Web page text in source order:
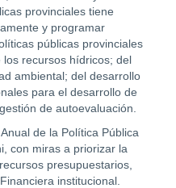
provinciales tiene
y programar
públicas provinciales
recursos hídricos; del
ambiental; del desarrollo
para el desarrollo de
de autoevaluación.
de la Política Pública
con miras a priorizar la
presupuestarios,
institucional.